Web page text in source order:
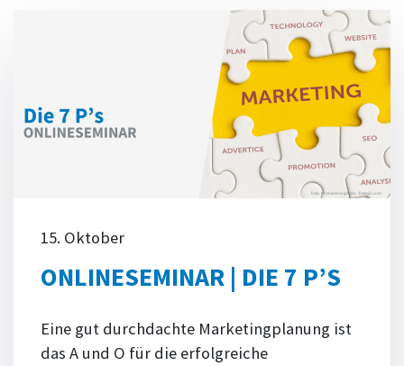
15. Oktober
ONLINESEMINAR | DIE 7 P’S
Eine gut durchdachte Marketingplanung ist
das A und O für die erfolgreiche